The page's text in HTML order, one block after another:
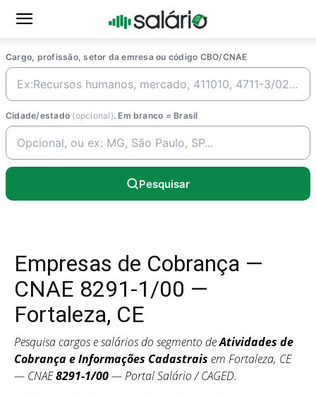
Cargo, profissão, setor da emresa ou código CBO/CNAE
Cidade/estado (opcional). Em branco = Brasil
Pesquisar
Empresas de Cobrança —
CNAE 8291-1/00 —
Fortaleza, CE
Pesquisa cargos e salários do segmento deAtividades de
Cobrança e Informações Cadastrais em Fortaleza, CE
— CNAE8291-1/00— Portal Salário / CAGED.